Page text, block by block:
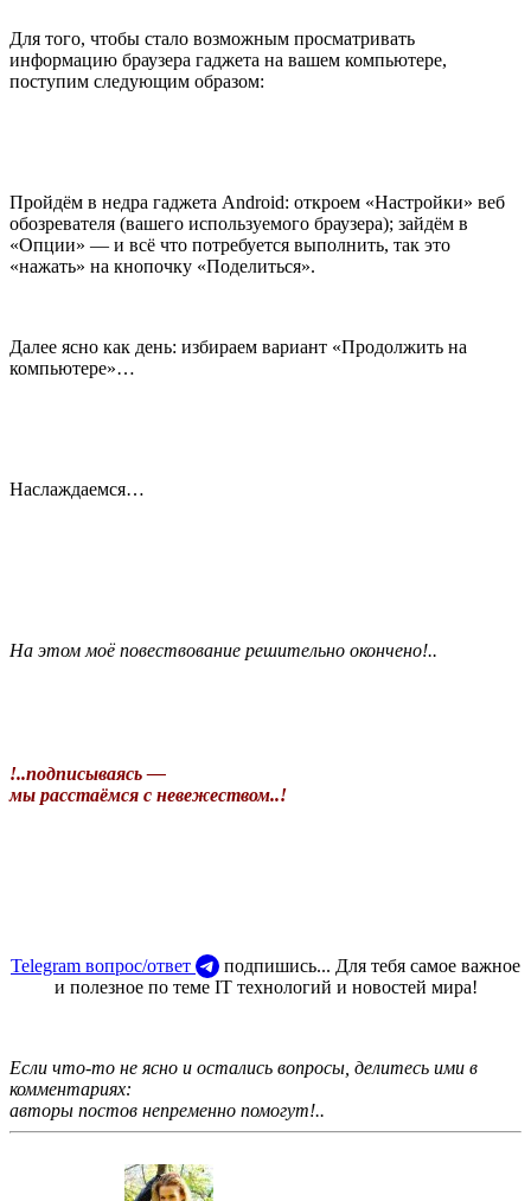
Для того, чтобы стало возможным просматривать
информацию браузера гаджета на вашем компьютере,
поступим следующим образом:
Пройдём в недра гаджета Android: откроем «Настройки» веб
обозревателя (вашего используемого браузера); зайдём в
«Опции» — и всё что потребуется выполнить, так это
«нажать» на кнопочку «Поделиться».
Далее ясно как день: избираем вариант «Продолжить на
компьютере»…
Наслаждаемся…
На этом моё повествование решительно окончено!..
!..подписываясь —
мы расстаёмся с невежеством..!
Telegram вопрос/ответ
подпишись... Для тебя самое важное
и полезное по теме IT технологий и новостей мира!
Если что-то не ясно и остались вопросы, делитесь ими в
комментариях:
авторы постов непременно помогут!..